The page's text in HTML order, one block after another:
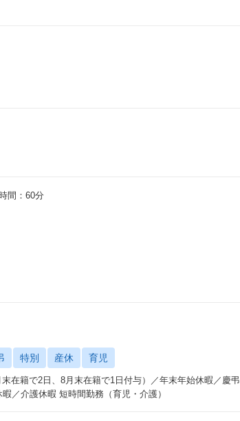
間：60分
特別 産休 育児
在籍で2日、8月末在籍で1日付与）／年末年始休暇／慶弔
介護休暇 短時間勤務（育児・介護）